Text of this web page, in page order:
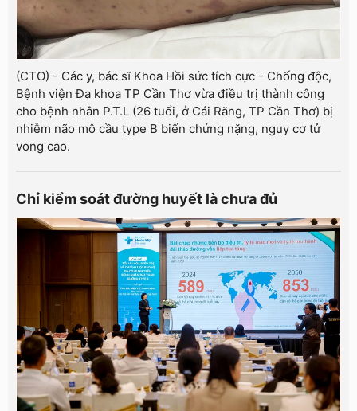
(CTO) - Các y, bác sĩ Khoa Hồi sức tích cực - Chống độc,
Bệnh viện Đa khoa TP Cần Thơ vừa điều trị thành công
cho bệnh nhân P.T.L (26 tuổi, ở Cái Răng, TP Cần Thơ) bị
nhiễm não mô cầu type B biến chứng nặng, nguy cơ tử
vong cao.
Chỉ kiểm soát đường huyết là chưa đủ